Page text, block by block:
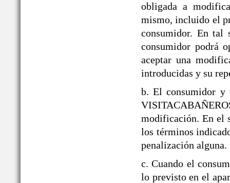
obligada a
mismo, incluido el
consumidor. En tal
consumidor podrá
aceptar una
introducidas y su
b. El consumidor y
modificación. En el
los términos
penalización alguna.
c. Cuando el
lo previsto en el